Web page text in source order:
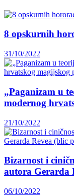
8 opskurnih
31/10/2022
„Paganizam u
modernog
21/10/2022
Bizarnost i
autora Gerarda
06/10/2022